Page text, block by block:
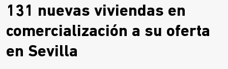
131 nuevas viviendas en
comercialización a su oferta
en Sevilla